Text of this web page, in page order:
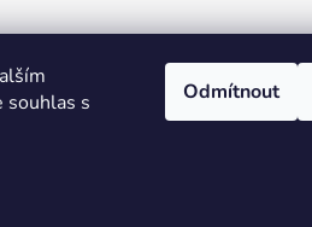
souhlas s
Odmítnout